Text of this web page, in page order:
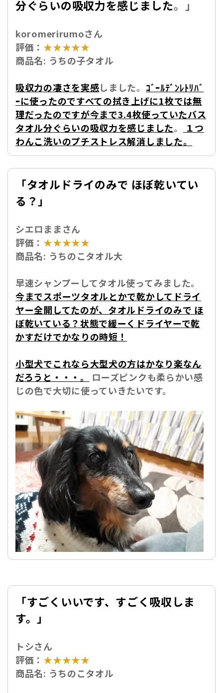
分ぐらいの吸収力を感じました。」
koromerirumoさん
評価： ★★★★★
商品名: うちの子タオル
吸収力の凄さを実感しました。 ｺﾞｰﾙﾃﾞﾝﾚﾄﾘﾊﾞ
ｰに使ったのですべての拭き上げに1枚では無
理だったのですが今まで3.4枚使っていたバス
タオル分ぐらいの吸収力を感じました。
１つ
わんこ洗いのプチストレス解消しました。
「タオルドライのみで ほぼ乾いてい
る？」
シエロままさん
評価： ★★★★★
商品名: うちのこタオル大
早速シャンプーしてタオル使ってみました。
今までスポーツタオルとかで乾かしてドライ
ヤー全開してたのが、タオルドライのみで ほ
ぼ乾いている？状態で緩ーくドライヤーで乾
かすだけでかなりの時短！
小型犬でこれなら大型犬の方はかなり楽なん
だろうと・・・。
ローズピンクも柔らかい感
じの色で大切に使っていきたいです。
「すごくいいです、すごく吸収しま
す。」
トシさん
評価： ★★★★★
商品名: うちのこタオル